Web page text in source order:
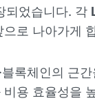
되었습니다. 각
로 나아가게
록체인의 근
용 효율성을